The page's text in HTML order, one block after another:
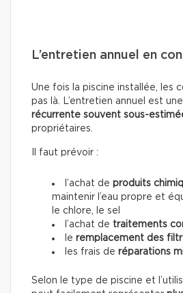
L’entretien annuel en
Une fois la piscine installée, les
pas là. L’entretien annuel est une
récurrente souvent sous-
propriétaires.
Il faut prévoir :
l’achat de produits
maintenir l’eau propre et
le chlore, le sel
l’achat de traitements
le remplacement des
les frais de réparations
Selon le type de piscine et